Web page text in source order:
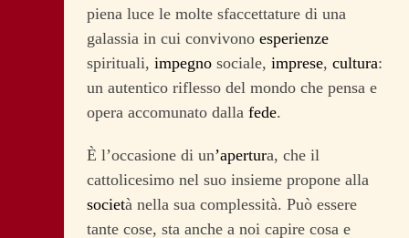
piena luce le molte sfaccettature di una
galassia in cui convivono esperienze
spirituali, impegno sociale, imprese, cultura:
un autentico riflesso del mondo che pensa e
opera accomunato dalla fede.
È l’occasione di un’apertura, che il
cattolicesimo nel suo insieme propone alla
società nella sua complessità. Può essere
tante cose, sta anche a noi capire cosa e